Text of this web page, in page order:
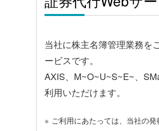
当社に株主名簿管理業務を
ービスです。
AXIS、M~O~U~S~E~、
利用いただけます。
※ ご利用にあたっては、当社の発